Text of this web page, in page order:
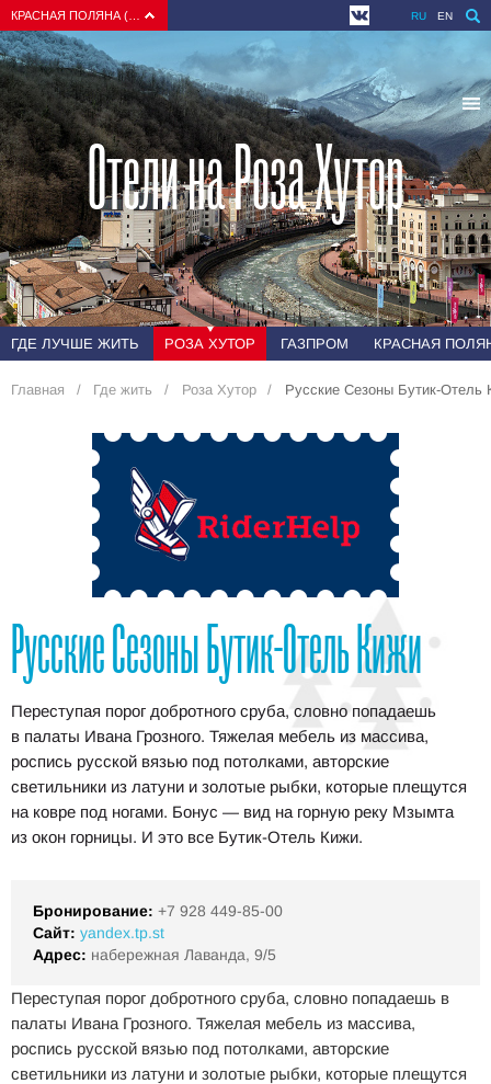
RU EN
Отели на Роза Хутор
ГДЕ ЛУЧШЕ ЖИТЬ РОЗА ХУТОР ГАЗПРОМ КРАСНАЯ
Главная Где жить Роза Хутор Русские Сезоны Бутик-Отель
Русские Сезоны Бутик-Отель Кижи
Переступая порог добротного сруба, словно попадаешь
в палаты Ивана Грозного. Тяжелая мебель из массива,
роспись русской вязью под потолками, авторские
светильники из латуни и золотые рыбки, которые плещутся
на ковре под ногами. Бонус — вид на горную реку Мзымта
из окон горницы. И это все Бутик-Отель Кижи.
Бронирование: +7 928 449-85-00
Сайт: yandex.tp.st
Адрес: набережная Лаванда, 9/5
Переступая порог добротного сруба, словно попадаешь в
палаты Ивана Грозного. Тяжелая мебель из массива,
роспись русской вязью под потолками, авторские
светильники из латуни и золотые рыбки, которые плещутся